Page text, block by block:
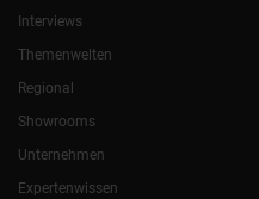
Interviews
Themenwelten
Regional
Showrooms
Unternehmen
Expertenwissen